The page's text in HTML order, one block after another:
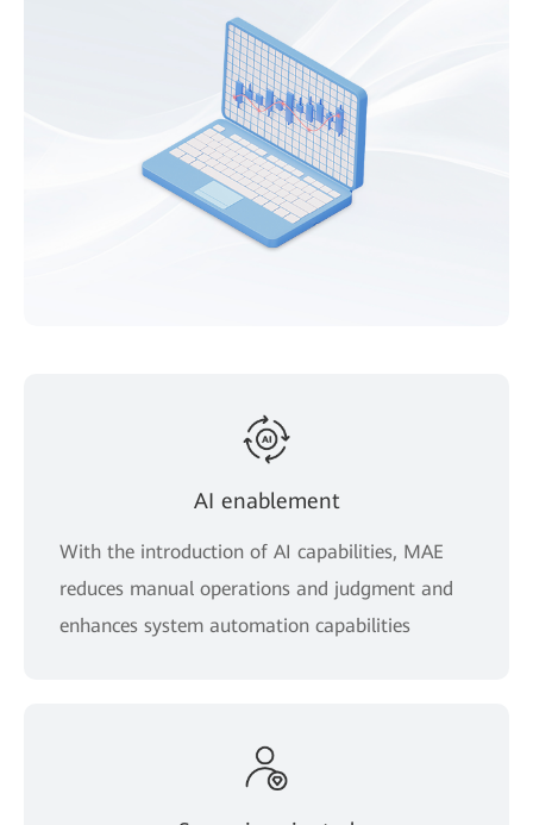
AI enablement
With the introduction of AI capabilities, MAE
reduces manual operations and judgment and
enhances system automation capabilities